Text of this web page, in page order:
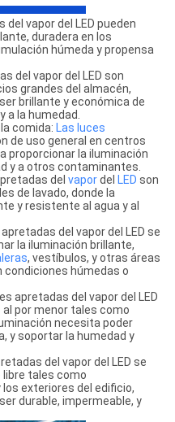
vapor del LED pueden
duradera en los
húmeda y propensa
del vapor del LED son
grandes del almacén,
brillante y económica de
a la humedad.
comida: Las luces
de uso general en centros
proporcionar la iluminación
y a otros contaminantes.
del vapordel LED son
de lavado, donde la
y resistente al agua y al
del vapor del LED se
la iluminación brillante,
, vestíbulos, y otras áreas
condiciones húmedas o
apretadas del vapor del LED
por menor tales como
necesita poder
y soportar la humedad y
del vapor del LED se
libre tales como
los exteriores del edificio,
durable, impermeable, y